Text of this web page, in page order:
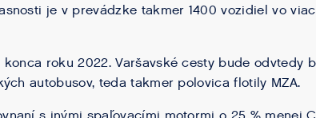
je v prevádzke takmer 1400 vozidiel vo
roku 2022. Varšavské cesty bude odvtedy
autobusov, teda takmer polovica flotily MZA.